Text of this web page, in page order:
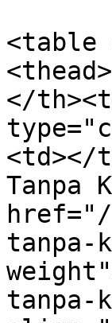
<table
</
<td></
Tanpa
href="/
tanpa-
tanpa-